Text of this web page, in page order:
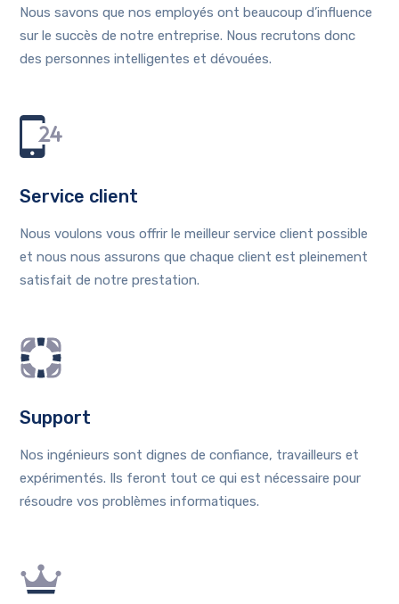
Nous savons que nos employés ont beaucoup d’influence
sur le succès de notre entreprise. Nous recrutons donc
des personnes intelligentes et dévouées.
Service client
Nous voulons vous offrir le meilleur service client possible
et nous nous assurons que chaque client est pleinement
satisfait de notre prestation.
Support
Nos ingénieurs sont dignes de confiance, travailleurs et
expérimentés. Ils feront tout ce qui est nécessaire pour
résoudre vos problèmes informatiques.